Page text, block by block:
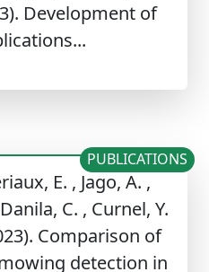
Development of
E. , Jago, A. ,
C. , Curnel, Y.
Comparison of
detection in
PUBLICATIONS